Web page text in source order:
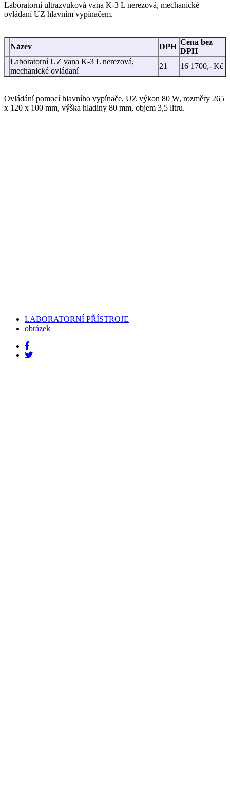
Laboratorní ultrazvuková vana K-3 L nerezová, mechanické
ovládaní UZ hlavním vypínačem.
Název DPH
Cena bez
DPH
Laboratorní UZ vana K-3 L nerezová,
mechanické ovládaní
21 16 1700,- Kč
Ovládání pomocí hlavního vypínače, UZ výkon 80 W, rozměry 265
x 120 x 100 mm, výška hladiny 80 mm, objem 3,5 litru.
LABORATORNÍ PŘÍSTROJE
obrázek